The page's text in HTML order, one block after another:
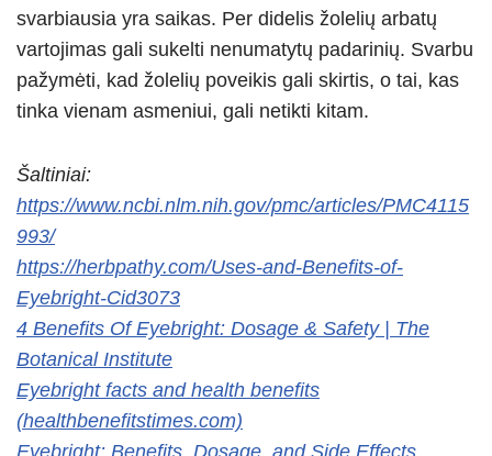
svarbiausia yra saikas. Per didelis žolelių arbatų
vartojimas gali sukelti nenumatytų padarinių. Svarbu
pažymėti, kad žolelių poveikis gali skirtis, o tai, kas
tinka vienam asmeniui, gali netikti kitam.
Šaltiniai:
https://www.ncbi.nlm.nih.gov/pmc/articles/PMC4115
993/
https://herbpathy.com/Uses-and-Benefits-of-
Eyebright-Cid3073
4 Benefits Of Eyebright: Dosage & Safety | The
Botanical Institute
Eyebright facts and health benefits
(healthbenefitstimes.com)
Eyebright: Benefits, Dosage, and Side Effects